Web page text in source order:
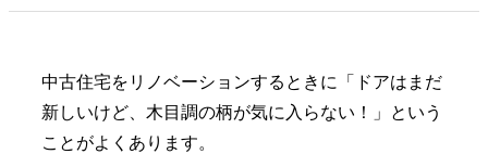
中古住宅をリノベーションするときに「ドアはまだ
新しいけど、木目調の柄が気に入らない！」という
ことがよくあります。